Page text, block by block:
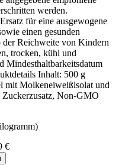
werden.
für eine ausgewogene
einen gesunden
der Reichweite von Kindern
trocken, kühl und
Mindesthaltbarkeitsdatum
Inhalt: 500 g
mit Molkeneiweißisolat und
Zuckerzusatz, Non-GMO
€